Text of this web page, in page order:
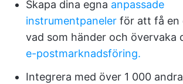
Skapa dina egna anpassade
instrumentpaneler för att få en
vad som händer och övervaka
e-postmarknadsföring.
Integrera med över 1 000